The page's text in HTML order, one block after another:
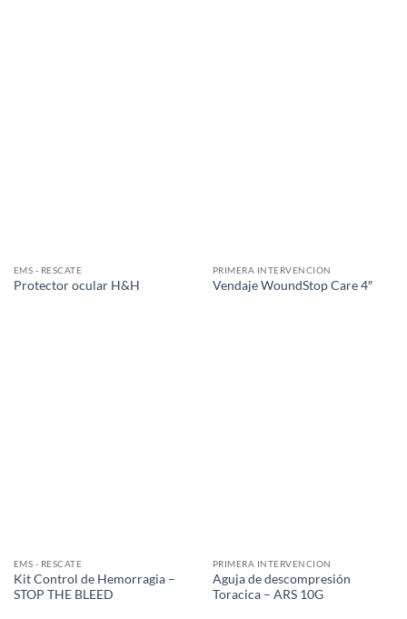
EMS - RESCATE
Protector ocular H&H
PRIMERA INTERVENCION
Vendaje WoundStop Care 4″
EMS - RESCATE
Kit Control de Hemorragia –
STOP THE BLEED
PRIMERA INTERVENCION
Aguja de descompresión
Toracica – ARS 10G